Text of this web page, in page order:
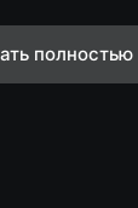
полностью